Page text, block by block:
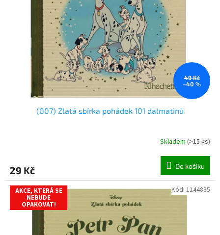
49 Kč
–40 %
(007) Zlatá sbírka pohádek 101 dalmatinů
Skladem (>15 ks)
29 Kč Do košíku
AKCE, KTERÁ SE
NEBUDE
OPAKOVAT!
Kód: 1144835